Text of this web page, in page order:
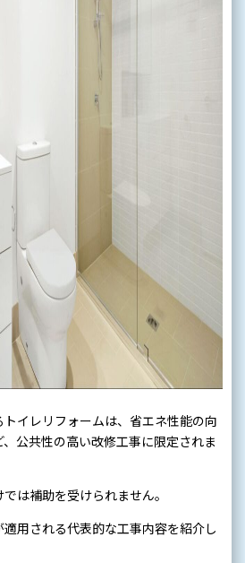
イレリフォームは、省エネ性能の向
、公共性の高い改修工事に限定されま
は補助を受けられません。
用される代表的な工事内容を紹介し